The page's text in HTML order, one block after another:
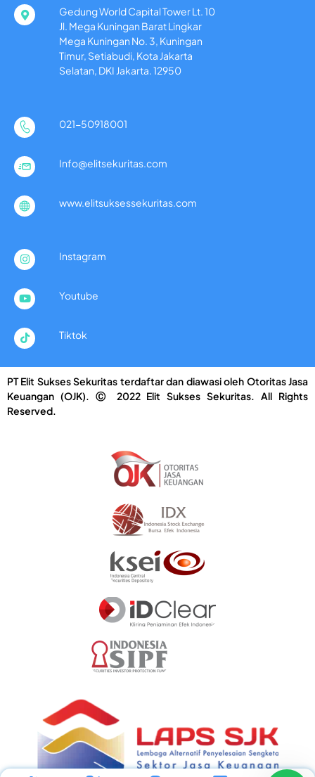
Gedung World Capital Tower Lt. 10
Jl. Mega Kuningan Barat Lingkar
Mega Kuningan No. 3, Kuningan
Timur, Setiabudi, Kota Jakarta
Selatan, DKI Jakarta. 12950
021-50918001
Info@elitsekuritas.com
www.elitsuksessekuritas.com
Instagram
Youtube
Tiktok
PT Elit Sukses Sekuritas terdaftar dan diawasi oleh Otoritas Jasa
Keuangan (OJK). Ⓒ 2022 Elit Sukses Sekuritas. All Rights
Reserved.